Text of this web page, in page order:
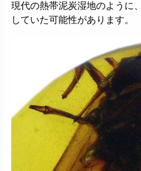
現代の熱帯泥炭湿地のように
していた可能性があります。